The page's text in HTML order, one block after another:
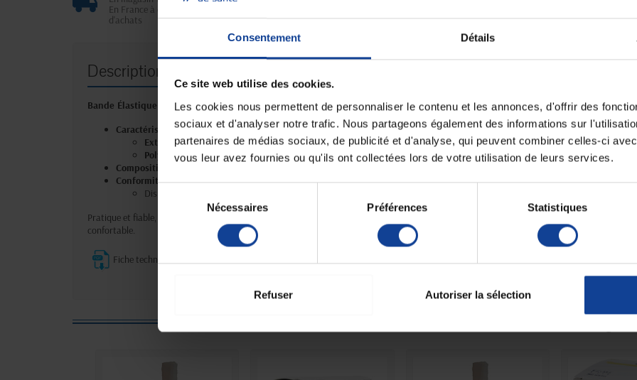
Consentement Détails
Ce site web utilise des cookies.
Les cookies nous permettent de personnaliser le contenu et les annonces, d'offrir des
sociaux et d'analyser notre trafic. Nous partageons également des informations sur
partenaires de médias sociaux, de publicité et d'analyse, qui peuvent combiner celles-ci
vous leur avez fournies ou qu'ils ont collectées lors de votre utilisation de leurs services.
consentement
Nécessaires Préférences Statistiques
Refuser Autoriser la sélection
En France à domicile à partir de 99€
d'achats
Description
Bande Élastique - Fixation et Maintien
Caractéristiques:
Extensibilité: Allongement de 100 % pour une fixation efficace et un maintien sécurisé.
Polyvalence: Idéale pour fixer les pansements ou maintenir une protection articulaire.
Composition
: Fabriquée en polyamide et viscose, offrant souplesse et confort.
Conformité réglementaire:
Dispositif médical classe I (RDM UE 2017/745).
Pratique et fiable, cette bande élastique s’adapte parfaitement aux soins nécessitant un maintien précis et
confortable.
Fiche technique
Unité de
Unité de
type (emballage)
5 autres produits dans la même